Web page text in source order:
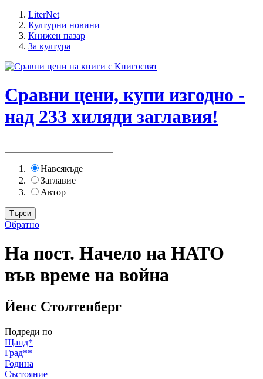
LiterNet
Културни новини
Книжен пазар
За култура
Сравни цени, купи изгодно -
над 233 хиляди заглавия!
Навсякъде
Заглавие
Автор
Обратно
На пост. Начело на НАТО
във време на война
Йенс Столтенберг
Подреди по
Щанд*
Град**
Година
Състояние